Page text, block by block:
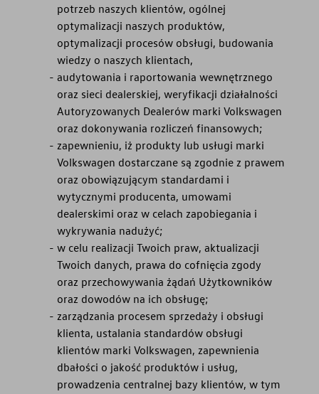
potrzeb naszych klientów, ogólnej
optymalizacji naszych produktów,
optymalizacji procesów obsługi, budowania
wiedzy o naszych klientach,
audytowania i raportowania wewnętrznego
oraz sieci dealerskiej, weryfikacji działalności
Autoryzowanych Dealerów marki Volkswagen
oraz dokonywania rozliczeń finansowych;
zapewnieniu, iż produkty lub usługi marki
Volkswagen dostarczane są zgodnie z prawem
oraz obowiązującym standardami i
wytycznymi producenta, umowami
dealerskimi oraz w celach zapobiegania i
wykrywania nadużyć;
w celu realizacji Twoich praw, aktualizacji
Twoich danych, prawa do cofnięcia zgody
oraz przechowywania żądań Użytkowników
oraz dowodów na ich obsługę;
zarządzania procesem sprzedaży i obsługi
klienta, ustalania standardów obsługi
klientów marki Volkswagen, zapewnienia
dbałości o jakość produktów i usług,
prowadzenia centralnej bazy klientów, w tym